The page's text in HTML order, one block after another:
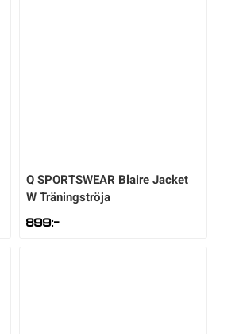
Q SPORTSWEAR Blaire Jacket
W Träningströja
899:-